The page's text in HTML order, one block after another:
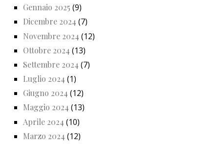
Gennaio 2025 (9)
Dicembre 2024 (7)
Novembre 2024 (12)
Ottobre 2024 (13)
Settembre 2024 (7)
Luglio 2024 (1)
Giugno 2024 (12)
Maggio 2024 (13)
Aprile 2024 (10)
Marzo 2024 (12)